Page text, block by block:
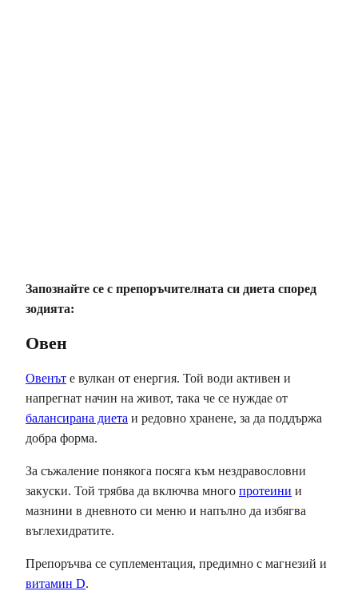
Запознайте се с препоръчителната си диета според
зодията:
Овен
Овенът е вулкан от енергия. Той води активен и
напрегнат начин на живот, така че се нуждае от
балансирана диета и редовно хранене, за да поддържа
добра форма.
За съжаление понякога посяга към нездравословни
закуски. Той трябва да включва много протеини и
мазнини в дневното си меню и напълно да избягва
въглехидратите.
Препоръчва се суплементация, предимно с магнезий и
витамин D.